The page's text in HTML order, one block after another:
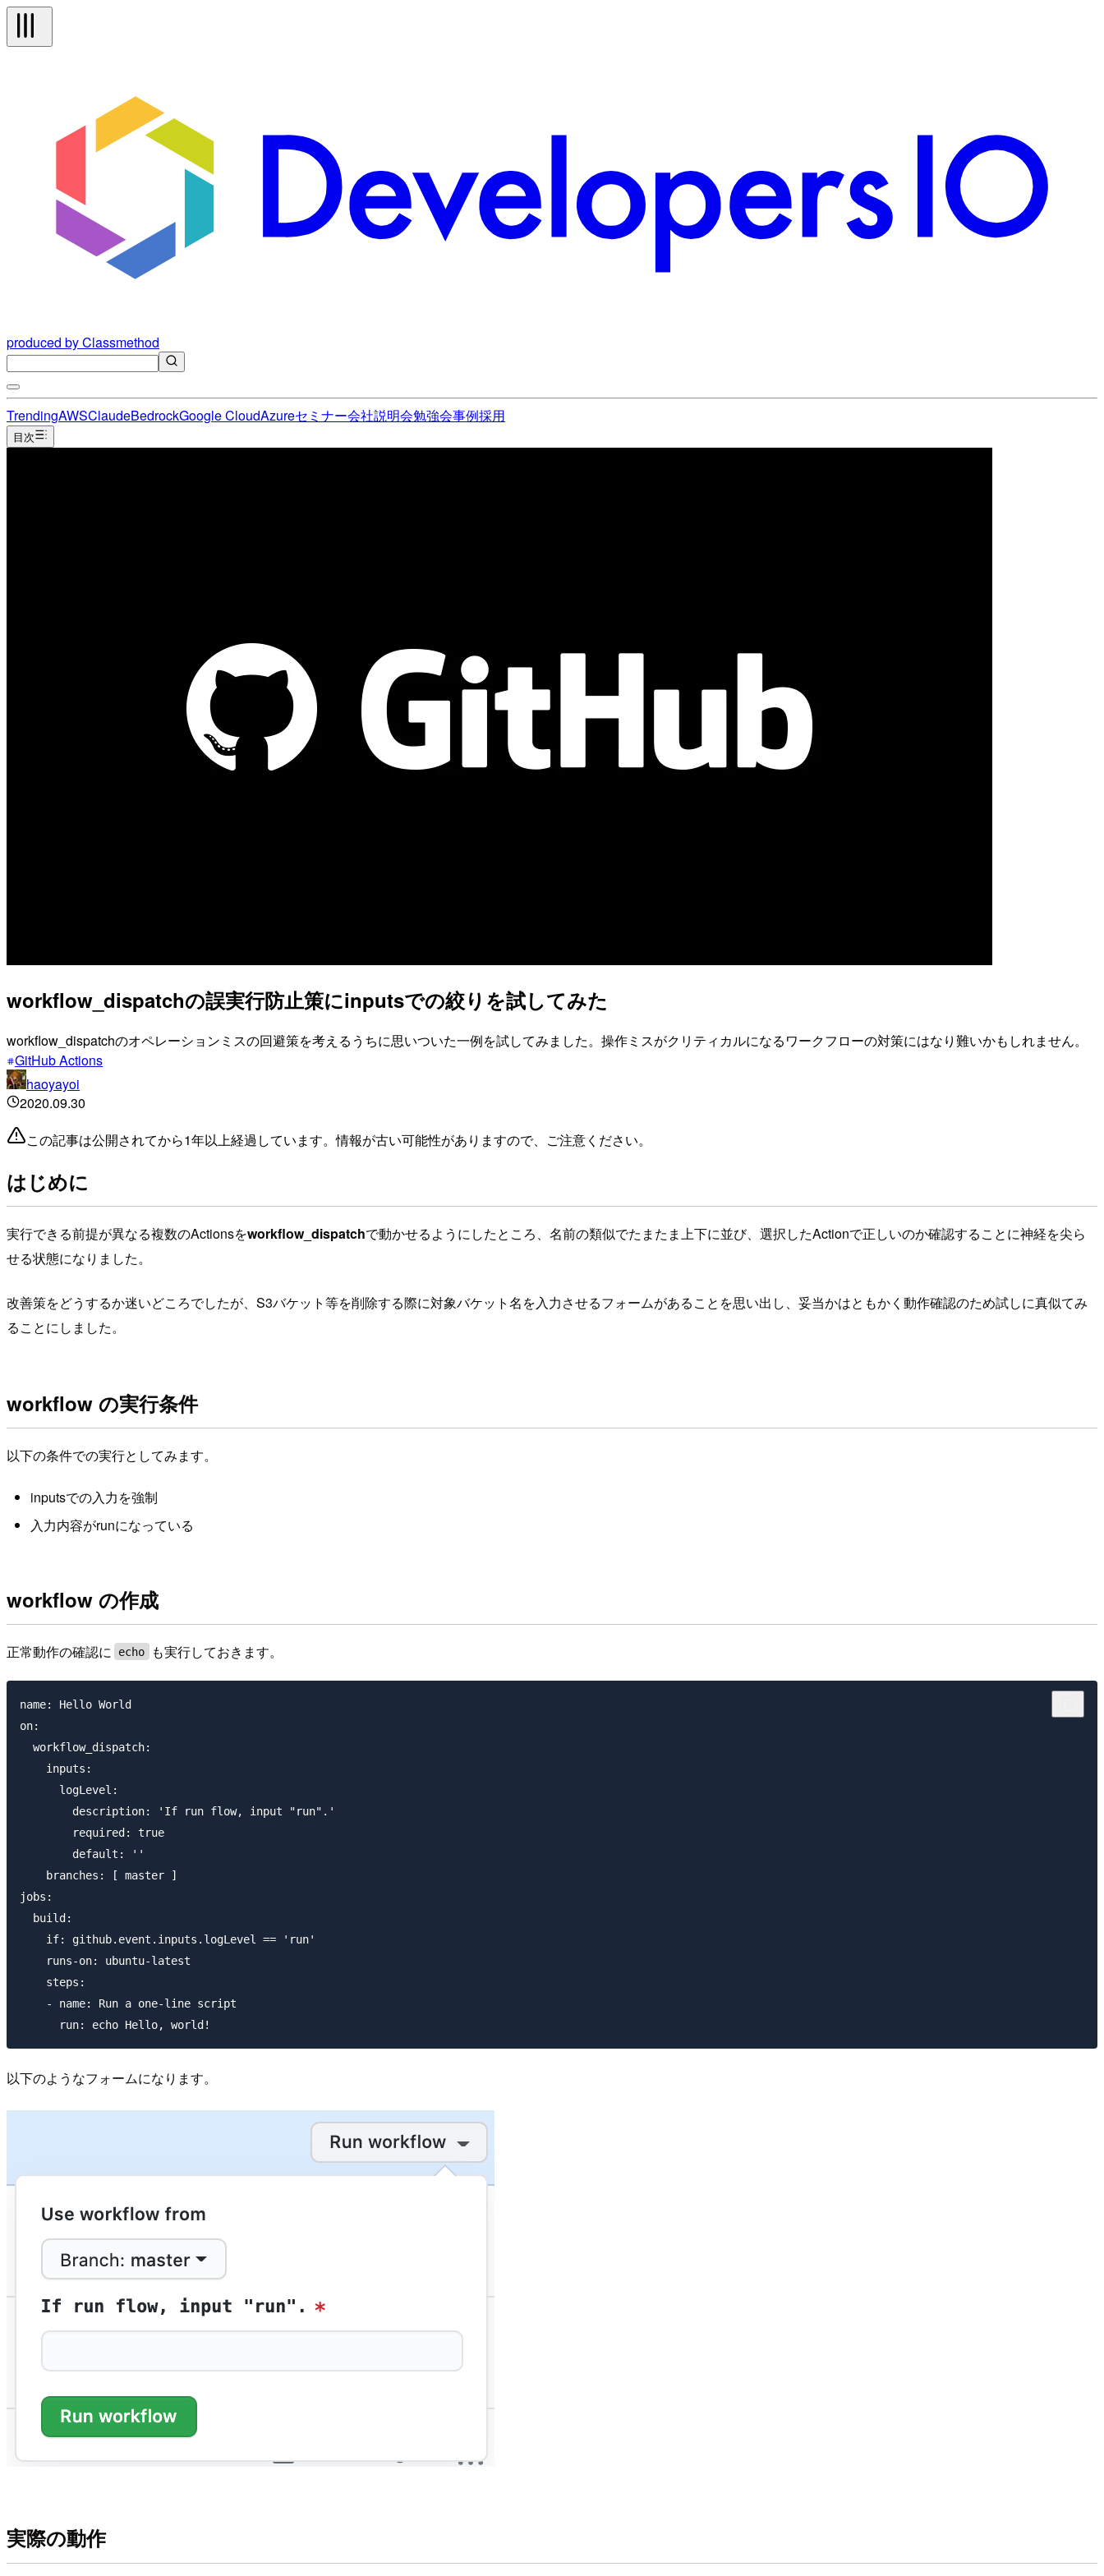
produced by Classmethod
TrendingAWSClaudeBedrockGoogle CloudAzureセミナー会社説明会勉強会事例採用
目次
workflow_dispatchの誤実行防止策にinputsでの絞りを試してみた
workflow_dispatchのオペレーションミスの回避策を考えるうちに思いついた一例を試してみました。操作ミスがクリティカルになるワークフローの対策にはなり難いかもしれません。
GitHub Actions
haoyayoi
2020.09.30
この記事は公開されてから1年以上経過しています。情報が古い可能性がありますので、ご注意ください。
はじめに
実行できる前提が異なる複数のActionsをworkflow_dispatchで動かせるようにしたところ、名前の類似でたまたま上下に並び、選択したActionで正しいのか確認することに神経を尖ら
せる状態になりました。
改善策をどうするか迷いどころでしたが、S3バケット等を削除する際に対象バケット名を入力させるフォームがあることを思い出し、妥当かはともかく動作確認のため試しに真似てみ
ることにしました。
workflow の実行条件
以下の条件での実行としてみます。
inputsでの入力を強制
入力内容がrunになっている
workflow の作成
正常動作の確認に echo も実行しておきます。
name: Hello World
on:
  workflow_dispatch:
    inputs:
      logLevel:
        description: 'If run flow, input "run".'
        required: true
        default: ''
    branches: [ master ]
jobs:
  build:
    if: github.event.inputs.logLevel == 'run'
    runs-on: ubuntu-latest
    steps:
    - name: Run a one-line script
以下のようなフォームになります。
実際の動作